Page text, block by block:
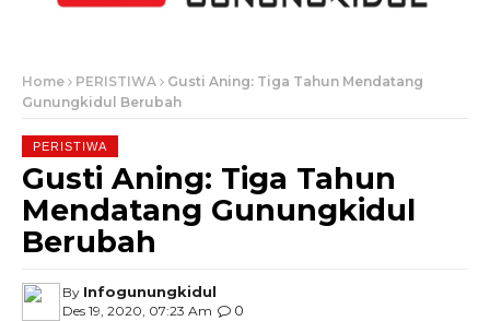
Home PERISTIWA
Gusti Aning: Tiga Tahun Mendatang
Gunungkidul Berubah
PERISTIWA
Gusti Aning: Tiga Tahun
Mendatang Gunungkidul
Berubah
By Infogunungkidul
Des 19, 2020, 07:23 Am 0